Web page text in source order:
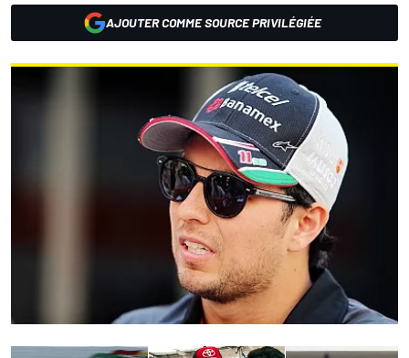
AJOUTER COMME SOURCE PRIVILÉGIÉE